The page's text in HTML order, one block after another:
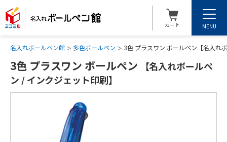
カート MENU
名入れボールペン館 多色ボールペン 3色 プラスワン ボールペン【名入れ
3色 プラスワン ボールペン
【名入れボールペ
ン / インクジェット印刷】